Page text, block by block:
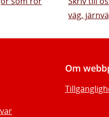
väg,
Om